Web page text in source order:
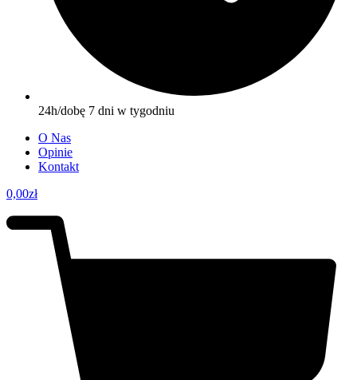
24h/dobę 7 dni w tygodniu
O Nas
Opinie
Kontakt
0,00zł